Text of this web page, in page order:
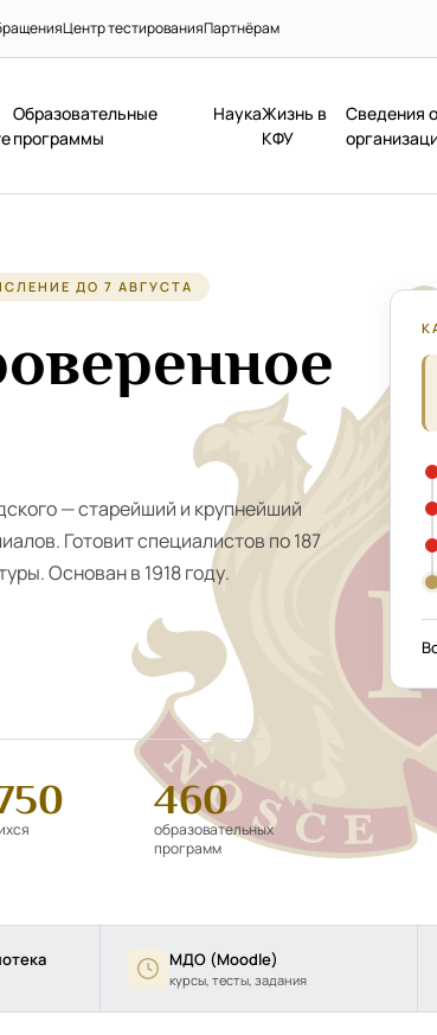
Центр тестированияПартнёрам
Образовательные
программы
НаукаЖизнь в
КФУ
Сведения
ДО 7 АВГУСТА
— старейший и крупнейший
Готовит специалистов по 187
Основан в 1918 году.
460
образовательных
программ
МДО (Moodle)
курсы, тесты, задания